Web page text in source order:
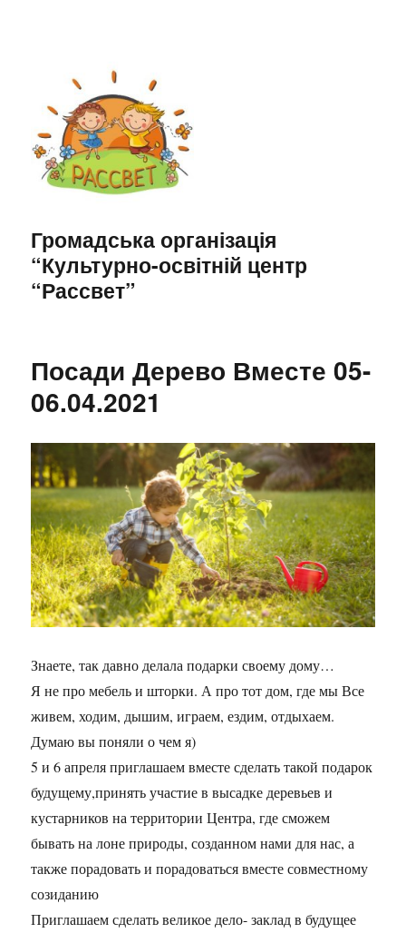
Громадська організація
“Культурно-освітній центр
“Рассвет”
Посади Дерево Вместе 05-
06.04.2021
Знаете, так давно делала подарки своему дому…
Я не про мебель и шторки. А про тот дом, где мы Все
живем, ходим, дышим, играем, ездим, отдыхаем.
Думаю вы поняли о чем я)
5 и 6 апреля приглашаем вместе сделать такой подарок
будущему,принять участие в высадке деревьев и
кустарников на территории Центра, где сможем
бывать на лоне природы, созданном нами для нас, а
также порадовать и порадоваться вместе совместному
созиданию
Приглашаем сделать великое дело- заклад в будущее